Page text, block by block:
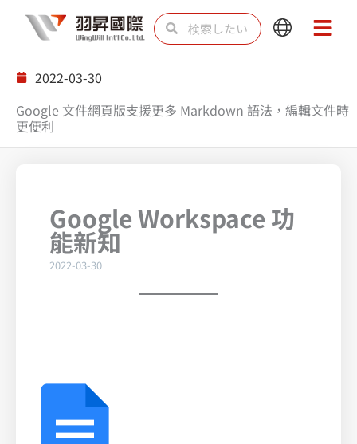
検
索 索
Main
Main
2022-03-30
Google 文件網頁版支援更多 Markdown 語法，編輯文件時
更便利
Google Workspace 功
能新知
2022-03-30